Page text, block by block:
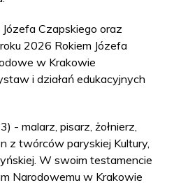
Czapskiego oraz
2026 Rokiem Józefa
w Krakowie
i działań edukacyjnych
- malarz, pisarz, żołnierz,
z twórców paryskiej Kultury,
W swoim testamencie
Narodowemu w Krakowie